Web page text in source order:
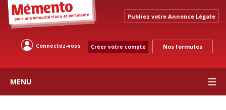
Publiez votre Annonce Légale
Connectez-vous Créer votre compte Nos formules
MENU